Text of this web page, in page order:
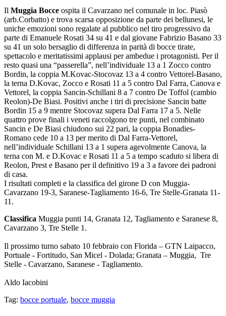
Il Muggia Bocce ospita il Cavarzano nel comunale in loc. Piasò
(arb.Corbatto) e trova scarsa opposizione da parte dei bellunesi, le
uniche emozioni sono regalate al pubblico nel tiro progressivo da
parte di Emanuele Rosati 34 su 41 e dal giovane Fabrizio Basano 33
su 41 un solo bersaglio di differenza in parità di bocce tirate,
spettacolo e meritatissimi applausi per ambedue i protagonisti. Per il
resto quasi una “passerella”, nell’individuale 13 a 1 Zocco contro
Bordin, la coppia M.Kovac-Stocovaz 13 a 4 contro Vettorel-Basano,
la terna D.Kovac, Zocco e Rosati 11 a 5 contro Dal Farra, Canova e
Vettorel, la coppia Sancin-Schillani 8 a 7 contro De Toffol (cambio
Reolon)-De Biasi. Positivi anche i tiri di precisione Sancin batte
Bordin 15 a 9 mentre Stocovaz supera Dal Farra 17 a 5. Nelle
quattro prove finali i veneti raccolgono tre punti, nel combinato
Sancin e De Biasi chiudono sui 22 pari, la coppia Bonadies-
Romano cede 10 a 13 per merito di Dal Farra-Vettorel,
nell’individuale Schillani 13 a 1 supera agevolmente Canova, la
terna con M. e D.Kovac e Rosati 11 a 5 a tempo scaduto si libera di
Reolon, Prest e Basano per il definitivo 19 a 3 a favore dei padroni
di casa.
I risultati completi e la classifica del girone D con Muggia-
Cavarzano 19-3, Saranese-Tagliamento 16-6, Tre Stelle-Granata 11-
11.
Classifica Muggia punti 14, Granata 12, Tagliamento e Saranese 8,
Cavarzano 3, Tre Stelle 1.
Il prossimo turno sabato 10 febbraio con Florida – GTN Laipacco,
Portuale - Fortitudo, San Micel - Dolada; Granata – Muggia, Tre
Stelle - Cavarzano, Saranese - Tagliamento.
Aldo Iacobini
Tag: bocce portuale, bocce muggia